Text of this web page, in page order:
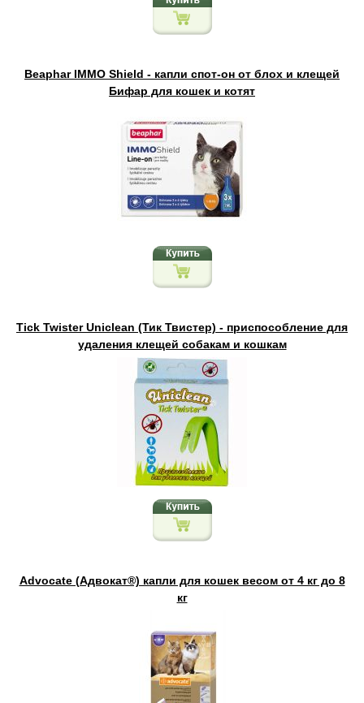
Beaphar IMMO Shield - капли спот-он от блох и клещей
Бифар для кошек и котят
Tick Twister Uniclean (Тик Твистер) - приспособление для
удаления клещей собакам и кошкам
Advocate (Адвокат®) капли для кошек весом от 4 кг до 8
кг